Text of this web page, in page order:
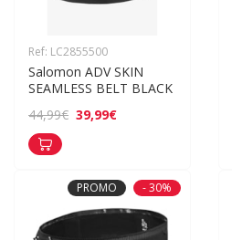
Ref: LC2855500
Salomon ADV SKIN
SEAMLESS BELT BLACK
44,99€ 39,99€
PROMO - 30%